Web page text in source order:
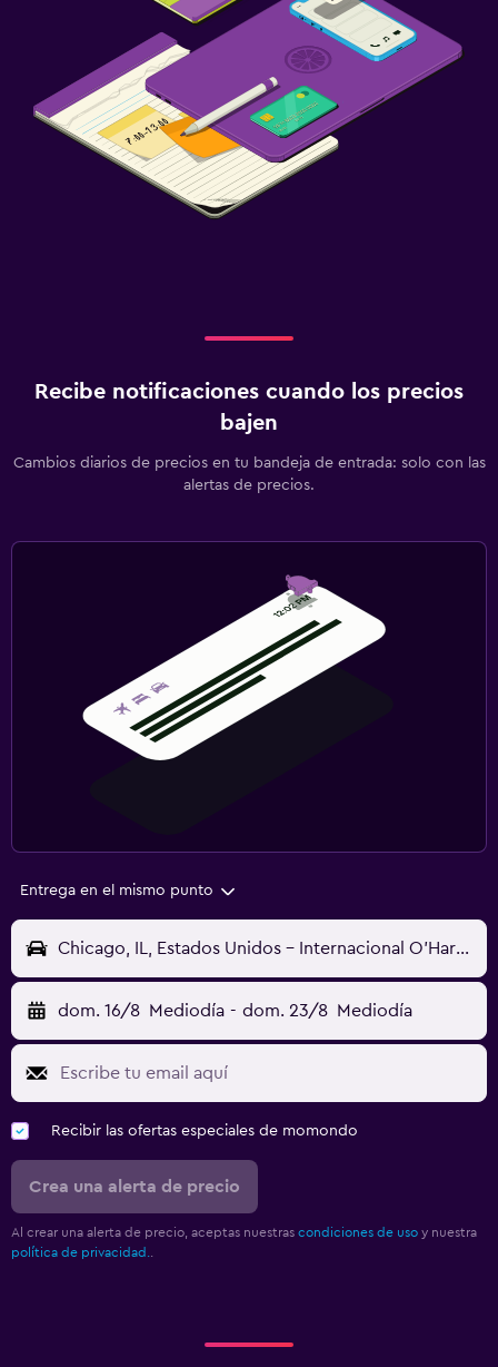
Recibe notificaciones cuando los precios
bajen
Cambios diarios de precios en tu bandeja de entrada: solo con las
alertas de precios.
Entrega en el mismo punto
Chicago, IL, Estados Unidos - Internacional O'Hare (ORD)
dom. 16/8 Mediodía - dom. 23/8 Mediodía
Recibir las ofertas especiales de momondo
Crea una alerta de precio
Al crear una alerta de precio, aceptas nuestras condiciones de uso y nuestra
política de privacidad..